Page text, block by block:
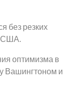
без резких
США.
оптимизма в
Вашингтоном и